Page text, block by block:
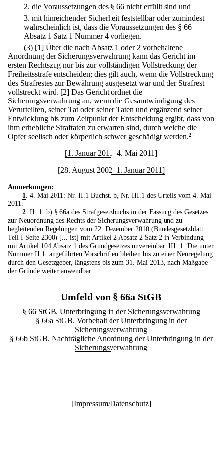
2. die Voraussetzungen des § 66 nicht erfüllt sind und
3. mit hinreichender Sicherheit feststellbar oder zumindest
wahrscheinlich ist, dass die Voraussetzungen des § 66
Absatz 1 Satz 1 Nummer 4 vorliegen.
(3) [1] Über die nach Absatz 1 oder 2 vorbehaltene
Anordnung der Sicherungsverwahrung kann das Gericht im
ersten Rechtszug nur bis zur vollständigen Vollstreckung der
Freiheitsstrafe entscheiden; dies gilt auch, wenn die Vollstreckung
des Strafrestes zur Bewährung ausgesetzt war und der Strafrest
vollstreckt wird. [2] Das Gericht ordnet die
Sicherungsverwahrung an, wenn die Gesamtwürdigung des
Verurteilten, seiner Tat oder seiner Taten und ergänzend seiner
Entwicklung bis zum Zeitpunkt der Entscheidung ergibt, dass von
ihm erhebliche Straftaten zu erwarten sind, durch welche die
Opfer seelisch oder körperlich schwer geschädigt werden.2
[1. Januar 2011–4. Mai 2011]
[28. August 2002–1. Januar 2011]
Anmerkungen:
1
. 4. Mai 2011: Nr. II.1 Buchst. b, Nr. III.1 des Urteils vom 4. Mai
2011.
2. II. 1. b) § 66a des Strafgesetzbuchs in der Fassung des Gesetzes
zur Neuordnung des Rechts der Sicherungsverwahrung und zu
begleitenden Regelungen vom 22. Dezember 2010 (Bundesgesetzblatt
Teil I Seite 2300) [... ist] mit Artikel 2 Absatz 2 Satz 2 in Verbindung
mit Artikel 104 Absatz 1 des Grundgesetzes unvereinbar. III. 1. Die unter
Nummer II.1. angeführten Vorschriften bleiben bis zu einer Neuregelung
durch den Gesetzgeber, längstens bis zum 31. Mai 2013, nach Maßgabe
der Gründe weiter anwendbar.
Umfeld von § 66a StGB
§ 66 StGB. Unterbringung in der Sicherungsverwahrung
§ 66a StGB. Vorbehalt der Unterbringung in der
Sicherungsverwahrung
§ 66b StGB. Nachträgliche Anordnung der Unterbringung in der
Sicherungsverwahrung
[Impressum/Datenschutz]